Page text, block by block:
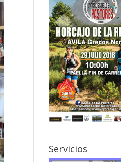
Servicios